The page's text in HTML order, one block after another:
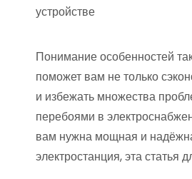
Понимание особенностей
поможет вам не только
и избежать множества
перебоями в
вам нужна мощная и
электростанция, эта статья